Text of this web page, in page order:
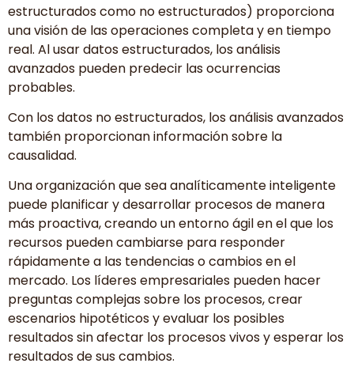
estructurados como no estructurados) proporciona
una visión de las operaciones completa y en tiempo
real. Al usar datos estructurados, los análisis
avanzados pueden predecir las ocurrencias
probables.
Con los datos no estructurados, los análisis avanzados
también proporcionan información sobre la
causalidad.
Una organización que sea analíticamente inteligente
puede planificar y desarrollar procesos de manera
más proactiva, creando un entorno ágil en el que los
recursos pueden cambiarse para responder
rápidamente a las tendencias o cambios en el
mercado. Los líderes empresariales pueden hacer
preguntas complejas sobre los procesos, crear
escenarios hipotéticos y evaluar los posibles
resultados sin afectar los procesos vivos y esperar los
resultados de sus cambios.